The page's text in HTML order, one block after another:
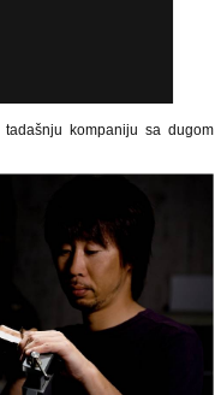
kompaniju sa dugom